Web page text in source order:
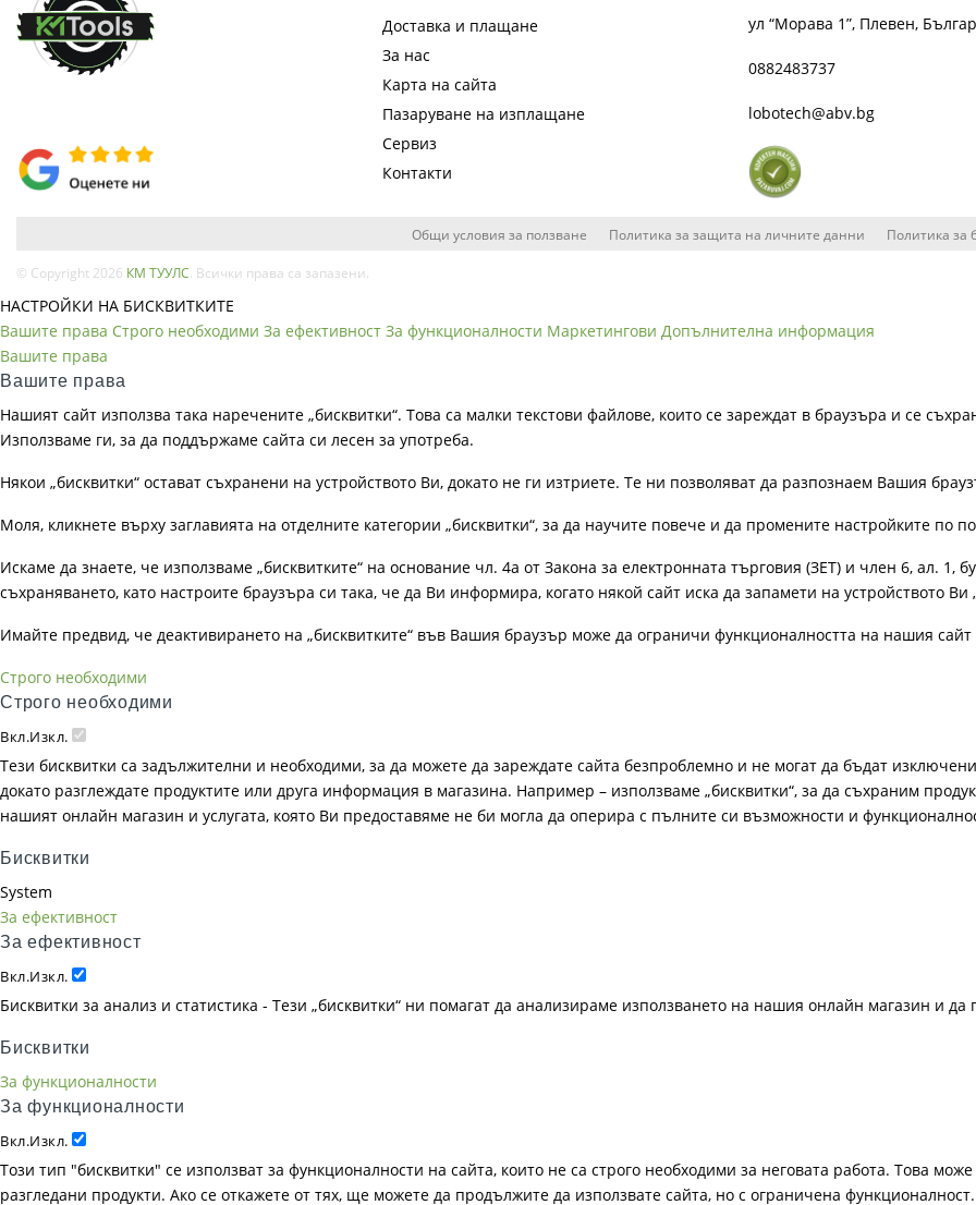
Доставка и плащане
За нас
Карта на сайта
Пазаруване на изплащане
Сервиз
Контакти
ул “Морава 1”, Плевен,
0882483737
lobotech@abv.bg
Общи условия за ползване Политика за защита на личните данни Политика за
© Copyright 2026 КМ ТУУЛС . Всички права са запазени.
НАСТРОЙКИ НА БИСКВИТКИТЕ
Вашите права Строго необходими За ефективност За функционалности Маркетингови Допълнителна информация
Вашите права
Вашите права
Нашият сайт използва така наречените „бисквитки“. Това са малки текстови файлове, които се зареждат в браузъра и се
Използваме ги, за да поддържаме сайта си лесен за употреба.
Някои „бисквитки“ остават съхранени на устройството Ви, докато не ги изтриете. Те ни позволяват да разпознаем Вашия
Моля, кликнете върху заглавията на отделните категории „бисквитки“, за да научите повече и да промените настройките по
Искаме да знаете, че използваме „бисквитките“ на основание чл. 4а от Закона за електронната търговия (ЗЕТ) и член 6, ал. 1,
съхраняването, като настроите браузъра си така, че да Ви информира, когато някой сайт иска да запамети на устройството
Имайте предвид, че деактивирането на „бисквитките“ във Вашия браузър може да ограничи функционалността на нашия сайт
Строго необходими
Строго необходими
Вкл.Изкл.
Тези бисквитки са задължителни и необходими, за да можете да зареждате сайта безпроблемно и не могат да бъдат
докато разглеждате продуктите или друга информация в магазина. Например – използваме „бисквитки“, за да съхраним
нашият онлайн магазин и услугата, която Ви предоставяме не би могла да оперира с пълните си възможности и
Бисквитки
System
За ефективност
За ефективност
Вкл.Изкл.
Бисквитки за анализ и статистика - Тези „бисквитки“ ни помагат да анализираме използването на нашия онлайн магазин и
Бисквитки
За функционалности
За функционалности
Вкл.Изкл.
Този тип "бисквитки" се използват за функционалности на сайта, които не са строго необходими за неговата работа. Това
разгледани продукти. Ако се откажете от тях, ще можете да продължите да използвате сайта, но с ограничена функционалност.